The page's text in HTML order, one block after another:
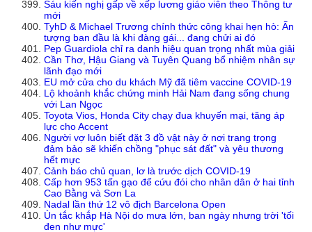
Sáu kiến nghị gấp về xếp lương giáo viên theo Thông tư
mới
TyhD & Michael Trương chính thức công khai hẹn hò: Ấn
tượng ban đầu là khi đàng gái... đang chửi ai đó
Pep Guardiola chỉ ra danh hiệu quan trọng nhất mùa giải
Cần Thơ, Hậu Giang và Tuyên Quang bổ nhiệm nhân sự
lãnh đạo mới
EU mở cửa cho du khách Mỹ đã tiêm vaccine COVID-19
Lộ khoảnh khắc chứng minh Hải Nam đang sống chung
với Lan Ngọc
Toyota Vios, Honda City chạy đua khuyến mại, tăng áp
lực cho Accent
Người vợ luôn biết đặt 3 đồ vật này ở nơi trang trọng
đảm bảo sẽ khiến chồng "phục sát đất" và yêu thương
hết mực
Cảnh báo chủ quan, lơ là trước dịch COVID-19
Cấp hơn 953 tấn gạo để cứu đói cho nhân dân ở hai tỉnh
Cao Bằng và Sơn La
Nadal lần thứ 12 vô địch Barcelona Open
Ùn tắc khắp Hà Nội do mưa lớn, ban ngày nhưng trời 'tối
đen như mực'